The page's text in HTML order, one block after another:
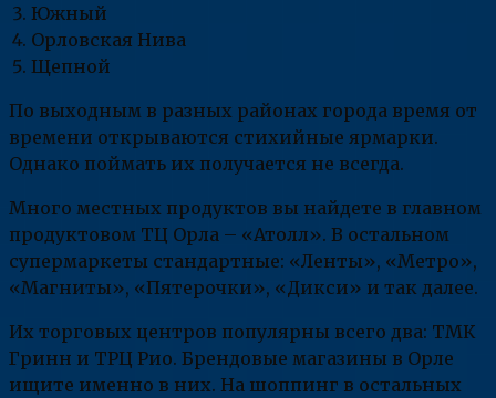
Южный
Орловская Нива
Щепной
По выходным в разных районах города время от
времени открываются стихийные ярмарки.
Однако поймать их получается не всегда.
Много местных продуктов вы найдете в главном
продуктовом ТЦ Орла – «Атолл». В остальном
супермаркеты стандартные: «Ленты», «Метро»,
«Магниты», «Пятерочки», «Дикси» и так далее.
Их торговых центров популярны всего два: ТМК
Гринн и ТРЦ Рио. Брендовые магазины в Орле
ищите именно в них. На шоппинг в остальных